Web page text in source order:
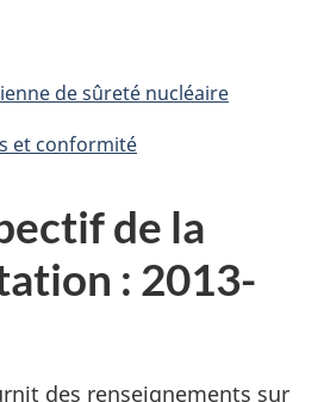
de sûreté nucléaire
et conformité
de la
: 2013-
des renseignements sur